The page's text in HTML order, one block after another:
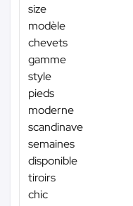
size
modèle
chevets
gamme
style
pieds
moderne
scandinave
semaines
disponible
tiroirs
chic